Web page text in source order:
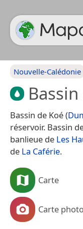
Nouvelle-Calédonie
Bassin de Koé (
réservoir. Bassin
banlieue de Les
de La Caférie.
Carte
Carte photo